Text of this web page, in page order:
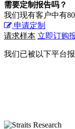
需要定制报告吗？
我们现有客户中有
申请定制
请求样本 立即订购
我们已被以下平台报